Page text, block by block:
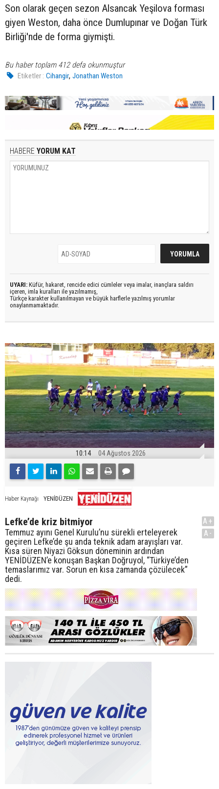
Son olarak geçen sezon Alsancak Yeşilova forması
giyen Weston, daha önce Dumlupınar ve Doğan Türk
Birliği'nde de forma giymişti.
Bu haber toplam 412 defa okunmuştur
Etiketler : Cihangir,Jonathan Weston
HABERE YORUM KAT
UYARI: Küfür, hakaret, rencide edici cümleler veya imalar, inançlara saldırı
içeren, imla kuralları ile yazılmamış,
Türkçe karakter kullanılmayan ve büyük harflerle yazılmış yorumlar
onaylanmamaktadır.
10:14 04 Ağustos 2026
Haber Kaynağı YENİDÜZEN
Lefke’de kriz bitmiyor
Temmuz ayını Genel Kurulu’nu sürekli erteleyerek
geçiren Lefke’de şu anda teknik adam arayışları var.
Kısa süren Niyazi Göksun döneminin ardından
YENİDÜZEN’e konuşan Başkan Doğruyol, “Türkiye’den
temaslarımız var. Sorun en kısa zamanda çözülecek”
dedi.
A+
A-